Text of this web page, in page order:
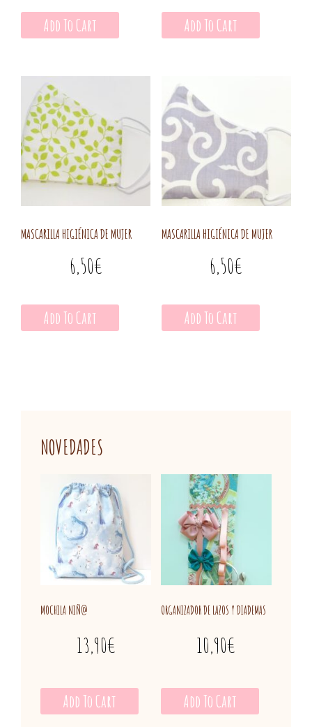
Add To Cart Add To Cart
MASCARILLA HIGIÉNICA DE MUJER
6,50€
Add To Cart
MASCARILLA HIGIÉNICA DE MUJER
6,50€
Add To Cart
NOVEDADES
MOCHILA NIÑ@
13,90€
Add To Cart
ORGANIZADOR DE LAZOS Y DIADEMAS
10,90€
Add To Cart